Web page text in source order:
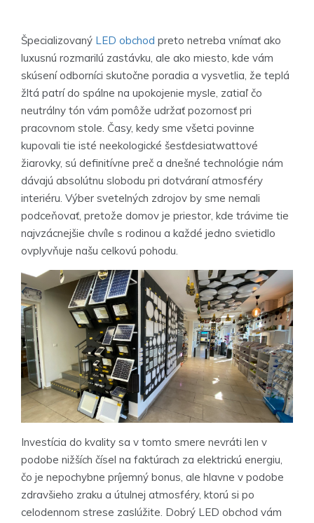
Špecializovaný LED obchod preto netreba vnímať ako
luxusnú rozmarilú zastávku, ale ako miesto, kde vám
skúsení odborníci skutočne poradia a vysvetlia, že teplá
žltá patrí do spálne na upokojenie mysle, zatiaľ čo
neutrálny tón vám pomôže udržať pozornosť pri
pracovnom stole. Časy, kedy sme všetci povinne
kupovali tie isté neekologické šesťdesiatwattové
žiarovky, sú definitívne preč a dnešné technológie nám
dávajú absolútnu slobodu pri dotváraní atmosféry
interiéru. Výber svetelných zdrojov by sme nemali
podceňovať, pretože domov je priestor, kde trávime tie
najvzácnejšie chvíle s rodinou a každé jedno svietidlo
ovplyvňuje našu celkovú pohodu.
Investícia do kvality sa v tomto smere nevráti len v
podobe nižších čísel na faktúrach za elektrickú energiu,
čo je nepochybne príjemný bonus, ale hlavne v podobe
zdravšieho zraku a útulnej atmosféry, ktorú si po
celodennom strese zaslúžite. Dobrý LED obchod vám